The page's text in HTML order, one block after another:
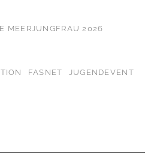
MEERJUNGFRAU 2026
FASNET JUGENDEVENT